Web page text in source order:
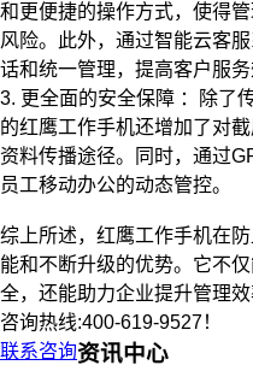
和更便捷的操作方式，使得
风险。此外，通过智能云客
话和统一管理，提高客户服务
3. 更全面的安全保障 ：除了
的红鹰工作手机还增加了对
资料传播途径。同时，通过
员工移动办公的动态管控。
综上所述，红鹰工作手机在
能和不断升级的优势。它不
全，还能助力企业提升管理效
咨询热线:400-619-9527！
联系咨询资讯中心